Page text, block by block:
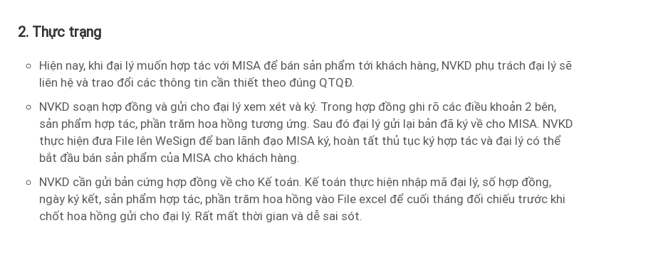
2. Thực trạng
Hiện nay, khi đại lý muốn hợp tác với MISA để bán sản phẩm tới khách hàng, NVKD phụ trách đại lý sẽ
liên hệ và trao đổi các thông tin cần thiết theo đúng QTQĐ.
NVKD soạn hợp đồng và gửi cho đại lý xem xét và ký. Trong hợp đồng ghi rõ các điều khoản 2 bên,
sản phẩm hợp tác, phần trăm hoa hồng tương ứng. Sau đó đại lý gửi lại bản đã ký về cho MISA. NVKD
thực hiện đưa File lên WeSign để ban lãnh đạo MISA ký, hoàn tất thủ tục ký hợp tác và đại lý có thể
bắt đầu bán sản phẩm của MISA cho khách hàng.
NVKD cần gửi bản cứng hợp đồng về cho Kế toán. Kế toán thực hiện nhập mã đại lý, số hợp đồng,
ngày ký kết, sản phẩm hợp tác, phần trăm hoa hồng vào File excel để cuối tháng đối chiếu trước khi
chốt hoa hồng gửi cho đại lý. Rất mất thời gian và dễ sai sót.